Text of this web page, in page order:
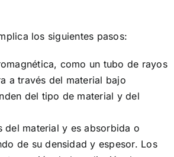
los siguientes pasos:
como un tubo de rayos
a través del material bajo
del tipo de material y del
del material y es absorbida o
de su densidad y espesor. Los